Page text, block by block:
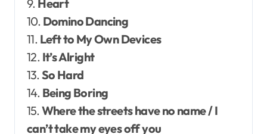
9. Heart
10. Domino Dancing
11. Left to My Own Devices
12. It’s Alright
13. So Hard
14. Being Boring
15. Where the streets have no name / I
can’t take my eyes off you